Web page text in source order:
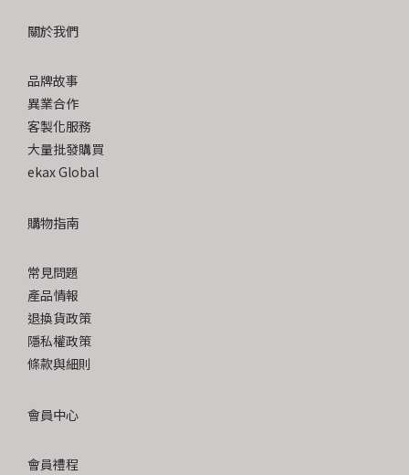
關於我們
品牌故事
異業合作
客製化服務
大量批發購買
ekax Global
購物指南
常見問題
產品情報
退換貨政策
隱私權政策
條款與細則
會員中心
會員禮程